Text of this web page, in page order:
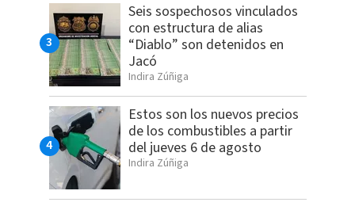
Seis sospechosos vinculados
con estructura de alias
“Diablo” son detenidos en
Jacó
Indira Zúñiga
Estos son los nuevos precios
de los combustibles a partir
del jueves 6 de agosto
Indira Zúñiga